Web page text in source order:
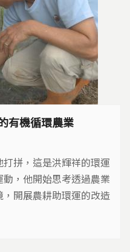
有機循環農業
拼，這是洪輝祥的環運
，他開始思考透過農業
開展農耕助環運的改造